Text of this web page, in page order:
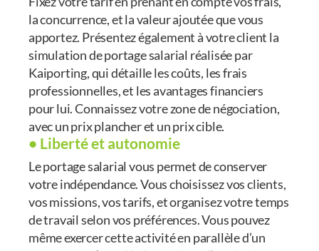
la concurrence, et la valeur ajoutée que vous
apportez. Présentez également à votre client la
simulation de portage salarial réalisée par
Kaiporting, qui détaille les coûts, les frais
professionnelles, et les avantages financiers
pour lui. Connaissez votre zone de négociation,
avec un prix plancher et un prix cible.
• Liberté et autonomie
Le portage salarial vous permet de conserver
votre indépendance. Vous choisissez vos clients,
vos missions, vos tarifs, et organisez votre temps
de travail selon vos préférences. Vous pouvez
même exercer cette activité en parallèle d’un